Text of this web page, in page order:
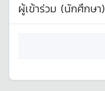
ผู้เข้าร่วม (นักศึกษา)